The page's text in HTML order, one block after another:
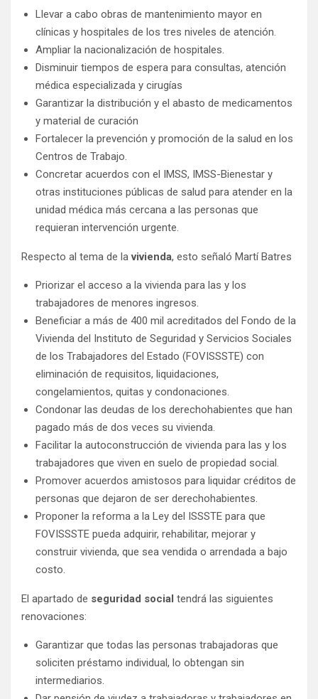
Llevar a cabo obras de mantenimiento mayor en
clínicas y hospitales de los tres niveles de atención.
Ampliar la nacionalización de hospitales.
Disminuir tiempos de espera para consultas, atención
médica especializada y cirugías
Garantizar la distribución y el abasto de medicamentos
y material de curación
Fortalecer la prevención y promoción de la salud en los
Centros de Trabajo.
Concretar acuerdos con el IMSS, IMSS-Bienestar y
otras instituciones públicas de salud para atender en la
unidad médica más cercana a las personas que
requieran intervención urgente.
Respecto al tema de lavivienda, esto señaló Martí Batres
Priorizar el acceso a la vivienda para las y los
trabajadores de menores ingresos.
Beneficiar a más de 400 mil acreditados del Fondo de la
Vivienda del Instituto de Seguridad y Servicios Sociales
de los Trabajadores del Estado (FOVISSSTE) con
eliminación de requisitos, liquidaciones,
congelamientos, quitas y condonaciones.
Condonar las deudas de los derechohabientes que han
pagado más de dos veces su vivienda.
Facilitar la autoconstrucción de vivienda para las y los
trabajadores que viven en suelo de propiedad social.
Promover acuerdos amistosos para liquidar créditos de
personas que dejaron de ser derechohabientes.
Proponer la reforma a la Ley del ISSSTE para que
FOVISSSTE pueda adquirir, rehabilitar, mejorar y
construir vivienda, que sea vendida o arrendada a bajo
costo.
El apartado de seguridad social tendrá las siguientes
renovaciones:
Garantizar que todas las personas trabajadoras que
soliciten préstamo individual, lo obtengan sin
intermediarios.